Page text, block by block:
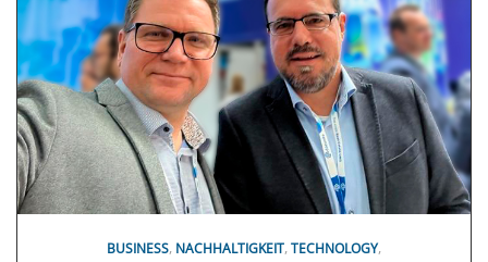
BUSINESS, NACHHALTIGKEIT,TECHNOLOGY,